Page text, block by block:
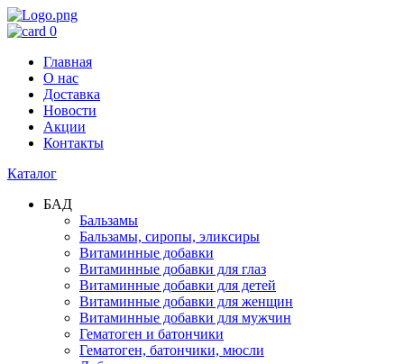
0
Главная
О нас
Доставка
Новости
Акции
Контакты
Каталог
БАД
Бальзамы
Бальзамы, сиропы, эликсиры
Витаминные добавки
Витаминные добавки для глаз
Витаминные добавки для детей
Витаминные добавки для женщин
Витаминные добавки для мужчин
Гематоген и батончики
Гематоген, батончики, мюсли